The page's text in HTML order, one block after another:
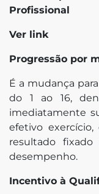
Profissional
Ver link
Progressão por
É a mudança
do 1 ao 16,
imediatamente
efetivo
resultado
desempenho.
Incentivo à